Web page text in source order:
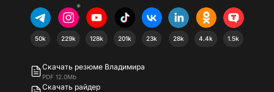
50k
*
229k 128k 201k 23k 28k 4.4k 1.5k
Скачать резюме Владимира
PDF 12.0Mb
Скачать райдер